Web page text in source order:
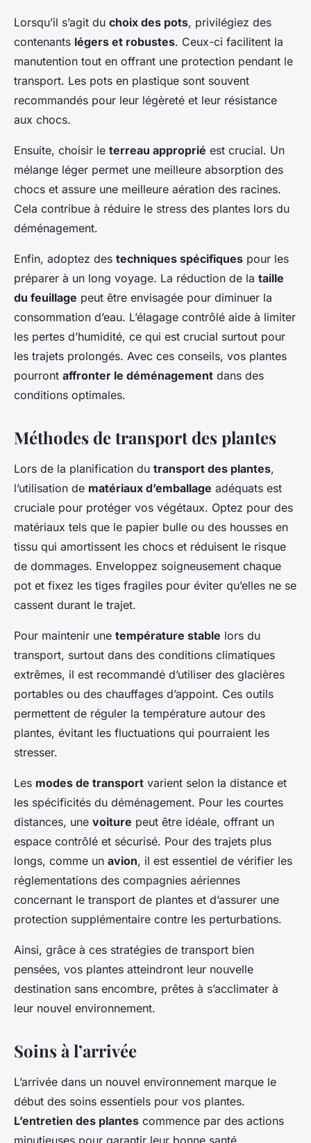
Lorsqu’il s’agit du choix des pots, privilégiez des
contenants légers et robustes. Ceux-ci facilitent la
manutention tout en offrant une protection pendant le
transport. Les pots en plastique sont souvent
recommandés pour leur légèreté et leur résistance
aux chocs.
Ensuite, choisir le terreau approprié est crucial. Un
mélange léger permet une meilleure absorption des
chocs et assure une meilleure aération des racines.
Cela contribue à réduire le stress des plantes lors du
déménagement.
Enfin, adoptez des techniques spécifiques pour les
préparer à un long voyage. La réduction de la taille
du feuillage peut être envisagée pour diminuer la
consommation d’eau. L’élagage contrôlé aide à limiter
les pertes d’humidité, ce qui est crucial surtout pour
les trajets prolongés. Avec ces conseils, vos plantes
pourront affronter le déménagement dans des
conditions optimales.
Méthodes de transport des plantes
Lors de la planification du transport des plantes,
l’utilisation de matériaux d’emballage adéquats est
cruciale pour protéger vos végétaux. Optez pour des
matériaux tels que le papier bulle ou des housses en
tissu qui amortissent les chocs et réduisent le risque
de dommages. Enveloppez soigneusement chaque
pot et fixez les tiges fragiles pour éviter qu’elles ne se
cassent durant le trajet.
Pour maintenir une température stable lors du
transport, surtout dans des conditions climatiques
extrêmes, il est recommandé d’utiliser des glacières
portables ou des chauffages d’appoint. Ces outils
permettent de réguler la température autour des
plantes, évitant les fluctuations qui pourraient les
stresser.
Les modes de transport varient selon la distance et
les spécificités du déménagement. Pour les courtes
distances, une voiture peut être idéale, offrant un
espace contrôlé et sécurisé. Pour des trajets plus
longs, comme un avion, il est essentiel de vérifier les
réglementations des compagnies aériennes
concernant le transport de plantes et d’assurer une
protection supplémentaire contre les perturbations.
Ainsi, grâce à ces stratégies de transport bien
pensées, vos plantes atteindront leur nouvelle
destination sans encombre, prêtes à s’acclimater à
leur nouvel environnement.
Soins à l’arrivée
L’arrivée dans un nouvel environnement marque le
début des soins essentiels pour vos plantes.
L’entretien des plantes commence par des actions